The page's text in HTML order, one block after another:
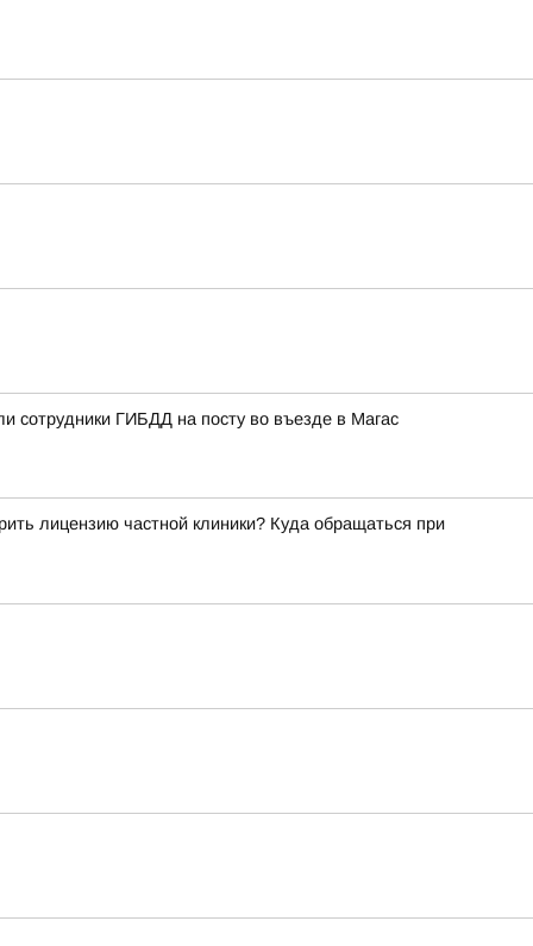
сотрудники ГИБДД на посту во въезде в Магас
лицензию частной клиники? Куда обращаться при